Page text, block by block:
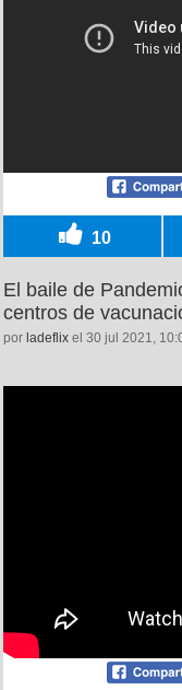
10
El baile de
centros de
por ladeflix el 30 jul 2021,